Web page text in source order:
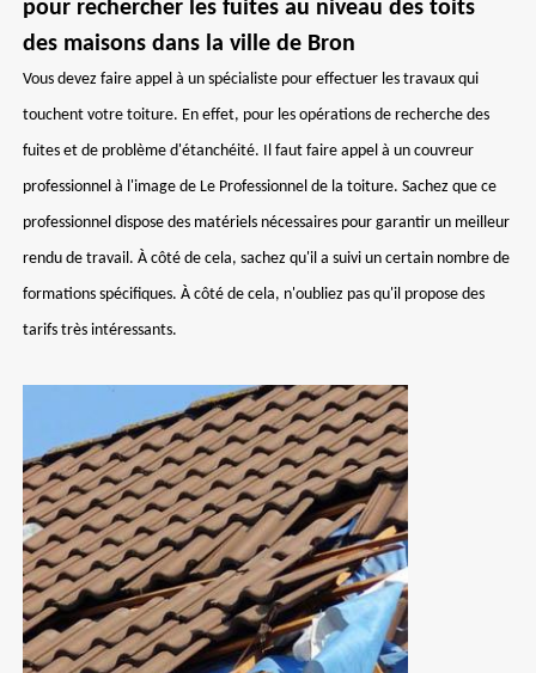
pour rechercher les fuites au niveau des toits
des maisons dans la ville de Bron
Vous devez faire appel à un spécialiste pour effectuer les travaux qui
touchent votre toiture. En effet, pour les opérations de recherche des
fuites et de problème d'étanchéité. Il faut faire appel à un couvreur
professionnel à l'image de Le Professionnel de la toiture. Sachez que ce
professionnel dispose des matériels nécessaires pour garantir un meilleur
rendu de travail. À côté de cela, sachez qu'il a suivi un certain nombre de
formations spécifiques. À côté de cela, n'oubliez pas qu'il propose des
tarifs très intéressants.